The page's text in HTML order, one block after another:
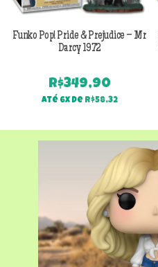
Funko Pop! Pride & Prejudice – Mr
Darcy 1972
R$349,90
Até 6x de R$58,32